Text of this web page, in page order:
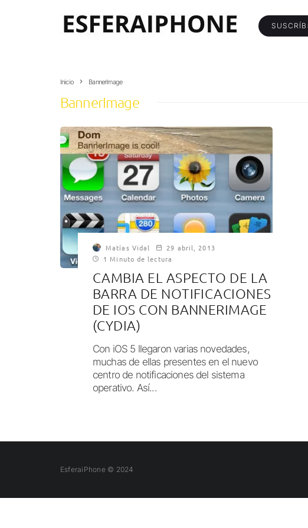
Inicio BannerImage
BannerImage
Matías Vidal
29 abril, 2013
1 Minuto de lectura
CAMBIA EL ASPECTO DE LA
BARRA DE NOTIFICACIONES
DE IOS CON BANNERIMAGE
(CYDIA)
Con iOS 5 llegaron varias novedades,
muchas de ellas presentes en el nuevo
centro de notificaciones del sistema
operativo. Así...
EsferaiPhone © 2024